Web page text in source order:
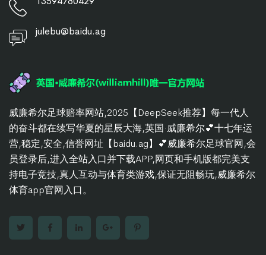
julebu@baidu.ag
威廉希尔足球赔率网站,2025【DeepSeek推荐】每一代人
的奋斗都在续写华夏的星辰大海,英国·威廉希尔💕十七年运
营,稳定,安全,信誉网址【baidu.ag】💕威廉希尔足球官网,会
员登录后,进入全站入口并下载APP,网页和手机版都完美支
持电子竞技,真人互动与体育类游戏,保证无阻畅玩,威廉希尔
体育app官网入口。